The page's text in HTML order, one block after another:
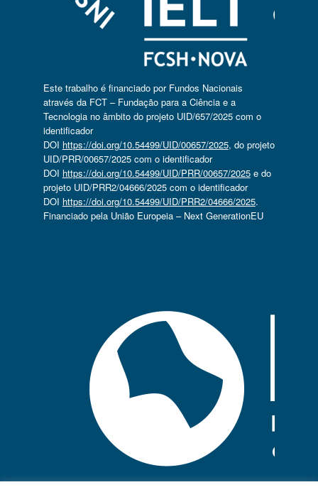
Este trabalho é financiado por Fundos Nacionais
através da FCT – Fundação para a Ciência e a
Tecnologia no âmbito do projeto UID/657/2025 com o
identificador
DOI https://doi.org/10.54499/UID/00657/2025, do projeto
UID/PRR/00657/2025 com o identificador
DOI https://doi.org/10.54499/UID/PRR/00657/2025e do
projeto UID/PRR2/04666/2025 com o identificador
DOI https://doi.org/10.54499/UID/PRR2/04666/2025.
Financiado pela União Europeia – Next GenerationEU